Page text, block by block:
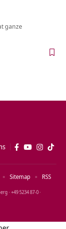
ganze
· +49 5234 87‑0 ·
Sitemap RSS